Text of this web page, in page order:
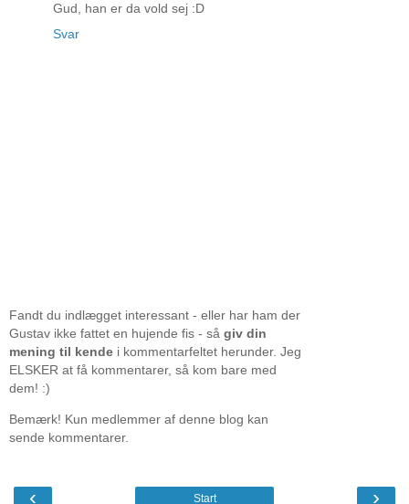
Gud, han er da vold sej :D
Svar
Fandt du indlægget interessant - eller har ham der
Gustav ikke fattet en hujende fis - så giv din
mening til kende i kommentarfeltet herunder. Jeg
ELSKER at få kommentarer, så kom bare med
dem! :)
Bemærk! Kun medlemmer af denne blog kan
sende kommentarer.
‹ ›
Start